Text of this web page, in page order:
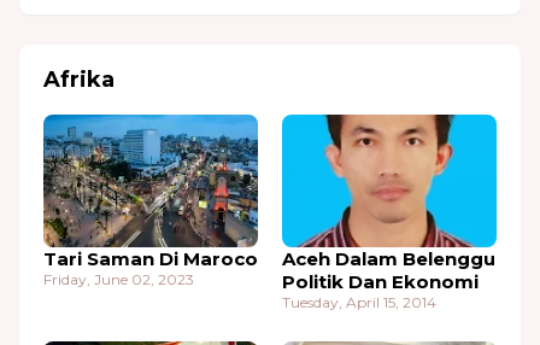
Afrika
Tari Saman Di Maroco
Friday, June 02, 2023
Aceh Dalam Belenggu
Politik Dan Ekonomi
Tuesday, April 15, 2014